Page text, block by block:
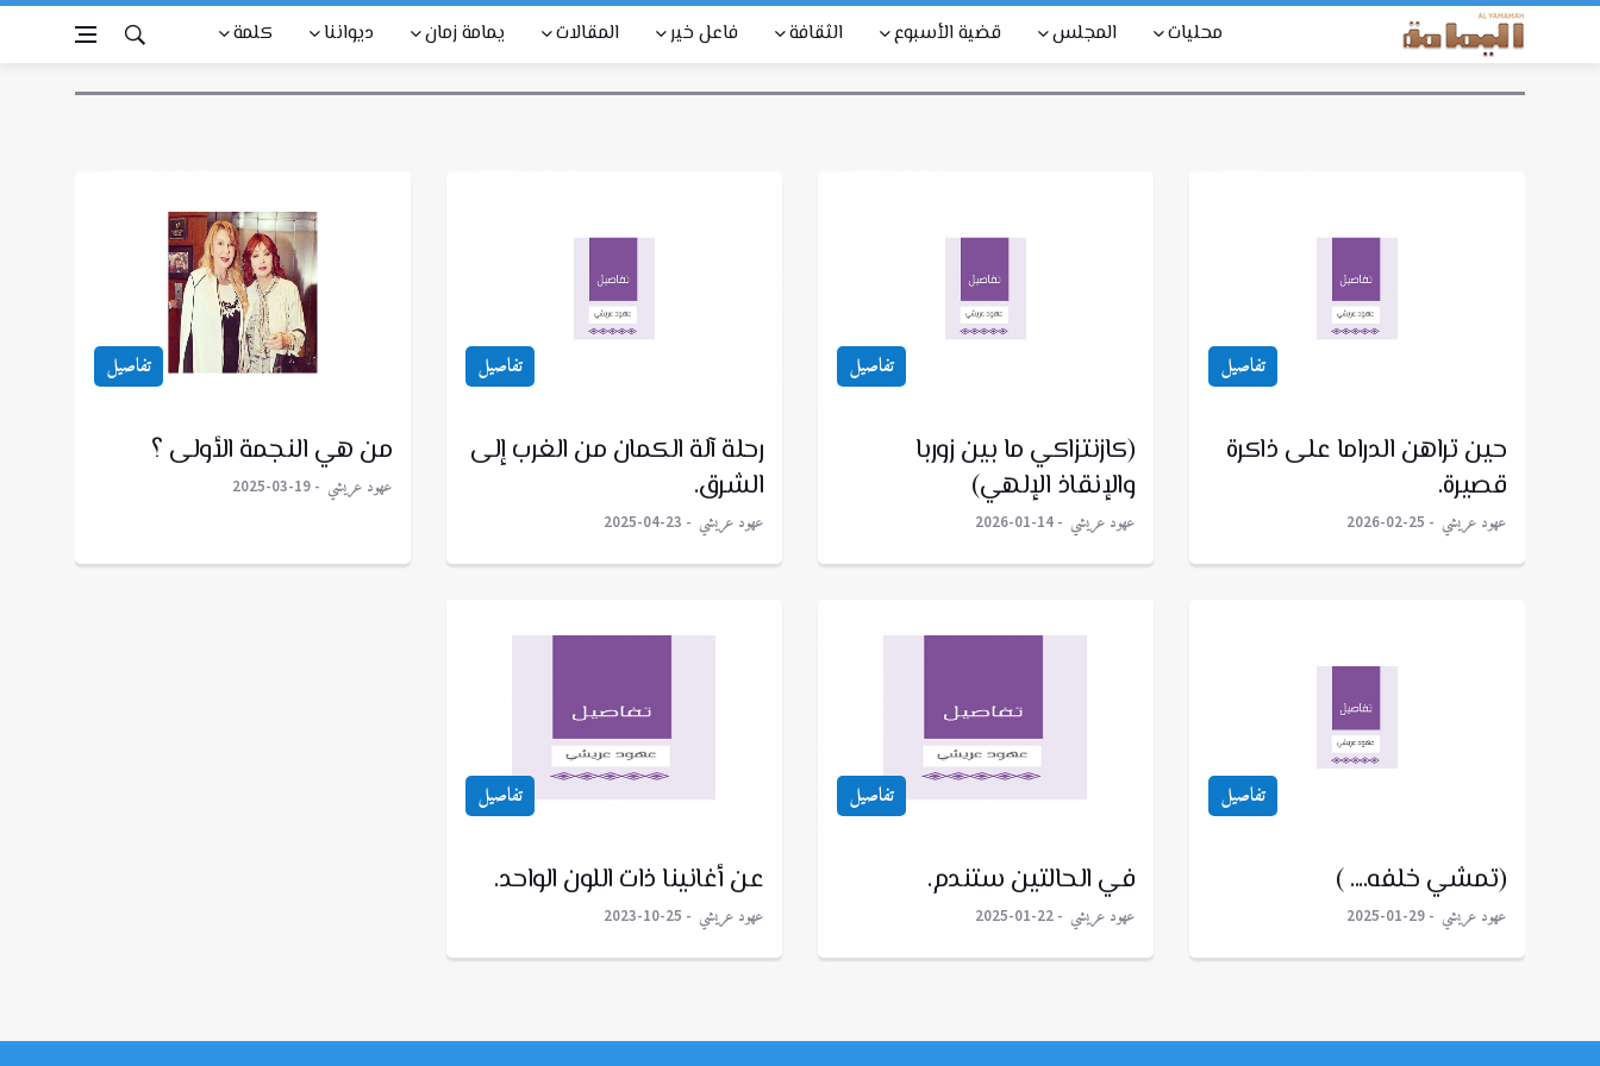
محليات المجلس قضية الأسبوع الثقافة فاعل خير المقالات يمامة زمان ديواننا كلمة
تفاصيل
حين تراهن الدراما على ذاكرة
قصيرة.
عهود عريشي 2026-02-25
تفاصيل
(كازنتزاكي ما بين زوربا
والإنقاذ الإلهي)
عهود عريشي 2026-01-14
تفاصيل
رحلة آلة الكمان من الغرب إلى
الشرق.
عهود عريشي 2025-04-23
تفاصيل
من هي النجمة الأولى ؟
عهود عريشي 2025-03-19
تفاصيل
(تمشي خلفه.... )
عهود عريشي 2025-01-29
تفاصيل
في الحالتين ستندم.
عهود عريشي 2025-01-22
تفاصيل
عن أغانينا ذات اللون الواحد.
عهود عريشي 2023-10-25